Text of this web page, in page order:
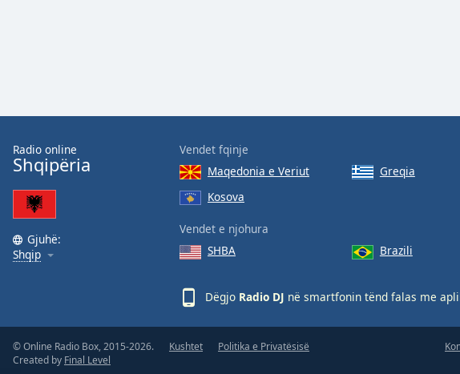
Opacity
Background
Color
Caption
Area
Background
Radio online
Shqipëria
Gjuhë:
Shqip
Vendet fqinje
Maqedonia e Veriut
Greqia
Kosova
Vendet e njohura
SHBA
Brazili
Dëgjo Radio DJ në smartfonin tënd falas me
© Online Radio Box, 2015-2026.
Created by Final Level
Kushtet Politika e Privatësisë